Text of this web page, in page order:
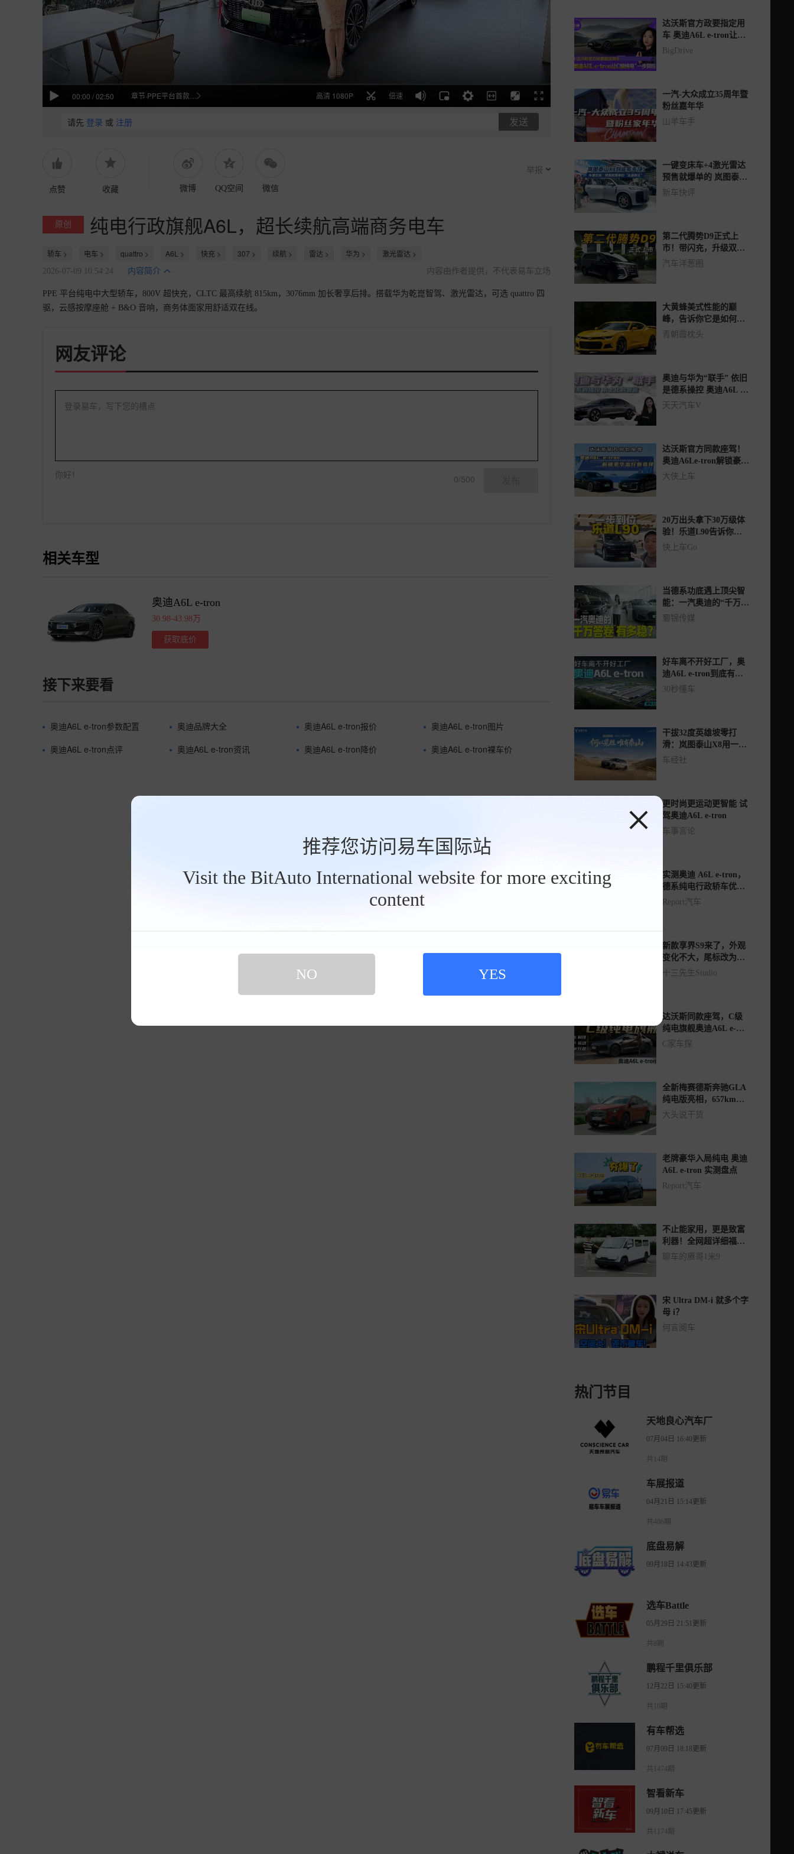
推荐您访问易车国际站
Visit the BitAuto International website for more exciting
content
NO YES
00:00 /02:50 高清 1080P 倍速
请先 登录 或 注册 发送
点赞 收藏 微博 QQ空间 微信
举报
原创 纯电行政旗舰A6L，超长续航高端商务电车
轿车 > 电车 > quattro > A6L > 快充 > 307 > 续航 > 雷达 > 华为 > 激光雷达 >
2026-07-09 10:54:24 内容简介 内容由作者提供，不代表易车立场
PPE 平台纯电中大型轿车，800V 超快充，CLTC 最高续航 815km，3076mm 加长奢享后排。搭载华为乾崑智驾、激光雷达，可选 quattro 四
驱，云感按摩座舱 + B&O 音响，商务体面家用舒适双在线。
网友评论
登录易车，写下您的槽点
你好！ 0/500
相关车型
奥迪A6L e-tron
30.98-43.98万
获取底价
接下来要看
奥迪A6L e-tron参数配置 奥迪品牌大全 奥迪A6L e-tron报价
奥迪A6L e-tron图片
奥迪A6L e-tron点评
奥迪A6L e-tron资讯 奥迪A6L e-tron降价 奥迪A6L e-tron裸车价
达沃斯官方政要指定用
车 奥迪A6L e-tron让C
级纯电“一步到位”
BigDrive
一汽-大众成立35周年暨
粉丝嘉年华
山羊车手
一键变床车+4激光雷达
预售就爆单的 岚图泰山
X8到底有多顶？
新车快评
第二代腾势D9正式上
市！带闪充，升级双阀
云辇-C！
汽车洋葱圈
大黄蜂美式性能的巅
峰，告诉你它是如何重
新定义肌肉车的
青朝霞枕头
奥迪与华为“联手” 依旧
是德系操控 奥迪A6L e-
tron值得考虑吗？
天天汽车V
达沃斯官方同款座驾！
奥迪A6Le-tron解锁豪华
出行新选择
大侠上车
20万出头拿下30万级体
验！乐道L90告诉你什
么是一步到位
快上车Go
当德系功底遇上顶尖智
能：一汽奥迪的“千万答
卷”有多稳？
蜀锦传媒
好车离不开好工厂，奥
迪A6L e-tron到底有没
有硬实力？
30秒懂车
干拔32度英雄坡零打
滑：岚图泰山X8用一场
穿越撕掉城市SUV“软脚
车经社
更时尚更运动更智能 试
驾奥迪A6L e-tron
车事言论
实测奥迪 A6L e-tron，
德系纯电行政轿车优缺
点客观说
Report汽车
新款享界S9来了，外观
变化不大，尾标改为北
汽集团
十三先生Studio
达沃斯同款座驾，C级
纯电旗舰奥迪A6L e-
tron
C家车探
全新梅赛德斯奔驰GLA
纯电版亮相，657km续
航是亮点也是噱头！
大头说干货
老牌豪华入局纯电 奥迪
A6L e-tron 实测盘点
Report汽车
不止能家用，更是致富
利器！全网超详细福田
卡文乐福体验来了
聊车的赓哥1米9
宋 Ultra DM-i 就多个字
母 i？
何言阅车
热门节目
天地良心汽车厂
07月04日 16:40更新
共14期
车展报道
04月21日 15:14更新
共486期
底盘易解
09月18日 14:43更新
选车Battle
05月29日 21:51更新
共8期
鹏程千里俱乐部
12月22日 15:40更新
共10期
有车帮选
07月09日 18:18更新
共1474期
智看新车
09月10日 17:45更新
共1174期